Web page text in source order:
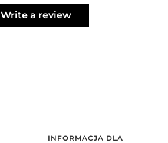
Write a review
INFORMACJA DLA